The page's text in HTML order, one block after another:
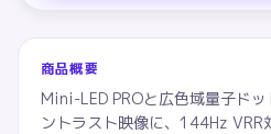
商品概要
Mini-LED PROと広色域量子ド
ントラスト映像に、144Hz VRR